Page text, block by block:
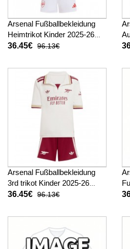
Arsenal Fußballbekleidung
Heimtrikot Kinder 2025-26
Kurzarm (+ kurze hosen)
36.45€ 96.13€
Arsenal Fußballbekleidung
3rd trikot Kinder 2025-26
Kurzarm (+ kurze hosen)
36.45€ 96.13€